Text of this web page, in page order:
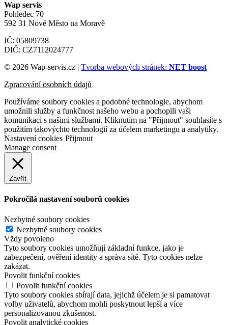
Wap servis
Pohledec 70
592 31 Nové Město na Moravě
IČ: 05809738
DIČ: CZ7112024777
© 2026 Wap-servis.cz | Tvorba webových stránek: NET boost
Zpracování osobních údajů
Používáme soubory cookies a podobné technologie, abychom
umožnili služby a funkčnost našeho webu a pochopili vaši
komunikaci s našimi službami. Kliknutím na "Přijmout" souhlasíte s
použitím takovýchto technologií za účelem marketingu a analytiky.
Nastavení cookies Přijmout
Manage consent
Zavřít
Pokročilá nastavení souborů cookies
Nezbytné soubory cookies
Nezbytné soubory cookies
Vždy povoleno
Tyto soubory cookies umožňují základní funkce, jako je
zabezpečení, ověření identity a správa sítě. Tyto cookies nelze
zakázat.
Povolit funkční cookies
Povolit funkční cookies
Tyto soubory cookies sbírají data, jejichž účelem je si pamatovat
volby uživatelů, abychom mohli poskytnout lepší a více
personalizovanou zkušenost.
Povolit analytické cookies